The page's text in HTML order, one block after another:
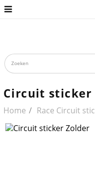
Circuit sticker
Home Race Circuit